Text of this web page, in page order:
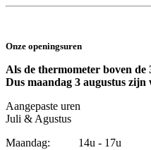
Onze openingsuren
Als de thermometer boven de
Dus maandag 3 augustus zijn
Aangepaste uren
Juli & Agustus
Maandag: 14u - 17u